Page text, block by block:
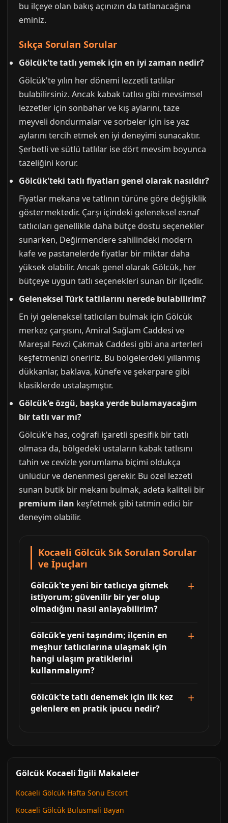
bu ilçeye olan bakış açınızın da tatlanacağına
eminiz.
Sıkça Sorulan Sorular
Gölcük'te tatlı yemek için en iyi zaman nedir?
Gölcük'te yılın her dönemi lezzetli tatlılar
bulabilirsiniz. Ancak kabak tatlısı gibi mevsimsel
lezzetler için sonbahar ve kış aylarını, taze
meyveli dondurmalar ve sorbeler için ise yaz
aylarını tercih etmek en iyi deneyimi sunacaktır.
Şerbetli ve sütlü tatlılar ise dört mevsim boyunca
tazeliğini korur.
Gölcük'teki tatlı fiyatları genel olarak nasıldır?
Fiyatlar mekana ve tatlının türüne göre değişiklik
göstermektedir. Çarşı içindeki geleneksel esnaf
tatlıcıları genellikle daha bütçe dostu seçenekler
sunarken, Değirmendere sahilindeki modern
kafe ve pastanelerde fiyatlar bir miktar daha
yüksek olabilir. Ancak genel olarak Gölcük, her
bütçeye uygun tatlı seçenekleri sunan bir ilçedir.
Geleneksel Türk tatlılarını nerede bulabilirim?
En iyi geleneksel tatlıcıları bulmak için Gölcük
merkez çarşısını, Amiral Sağlam Caddesi ve
Mareşal Fevzi Çakmak Caddesi gibi ana arterleri
keşfetmenizi öneririz. Bu bölgelerdeki yıllanmış
dükkanlar, baklava, künefe ve şekerpare gibi
klasiklerde ustalaşmıştır.
Gölcük'e özgü, başka yerde bulamayacağım
bir tatlı var mı?
Gölcük'e has, coğrafi işaretli spesifik bir tatlı
olmasa da, bölgedeki ustaların kabak tatlısını
tahin ve cevizle yorumlama biçimi oldukça
ünlüdür ve denenmesi gerekir. Bu özel lezzeti
sunan butik bir mekanı bulmak, adeta kaliteli bir
premium ilan keşfetmek gibi tatmin edici bir
deneyim olabilir.
Kocaeli Gölcük Sık Sorulan Sorular
ve İpuçları
Gölcük'te yeni bir tatlıcıya gitmek
istiyorum; güvenilir bir yer olup
olmadığını nasıl anlayabilirim?
Gölcük'e yeni taşındım; ilçenin en
meşhur tatlıcılarına ulaşmak için
hangi ulaşım pratiklerini
kullanmalıyım?
Gölcük'te tatlı denemek için ilk kez
gelenlere en pratik ipucu nedir?
Gölcük Kocaeli İlgili Makaleler
Kocaeli Gölcük Hafta Sonu Escort
Kocaeli Gölcük Bulusmali Bayan